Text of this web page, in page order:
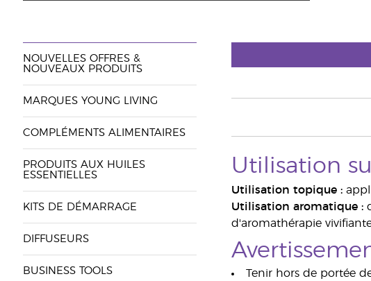
NOUVELLES OFFRES &
NOUVEAUX PRODUITS
MARQUES YOUNG LIVING
COMPLÉMENTS ALIMENTAIRES
PRODUITS AUX HUILES
ESSENTIELLES
KITS DE DÉMARRAGE
DIFFUSEURS
BUSINESS TOOLS
Utilisation
Utilisation topique :
Utilisation aromatique :
d'aromathérapie
Tenir hors de portée